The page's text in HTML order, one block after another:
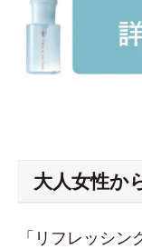
大人女性か
「リフレッシ